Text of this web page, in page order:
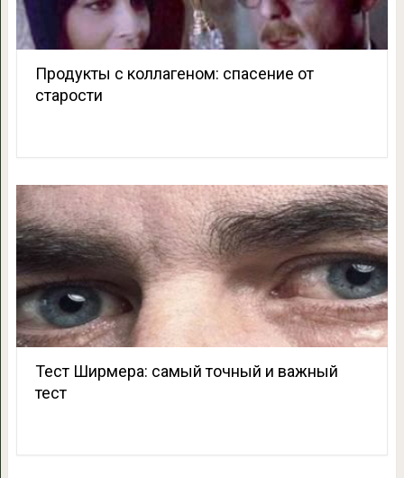
Продукты с коллагеном: спасение от
старости
Тест Ширмера: самый точный и важный
тест